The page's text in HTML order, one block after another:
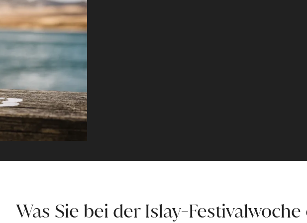
Was Sie bei der Islay-